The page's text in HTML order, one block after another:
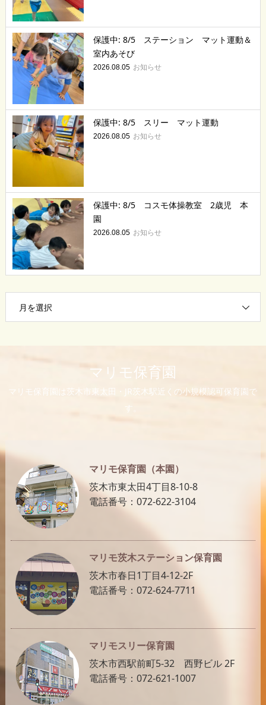
保護中: 8/5 ステーション マット運動＆
室内あそび
2026.08.05 お知らせ
保護中: 8/5 スリー マット運動
2026.08.05 お知らせ
保護中: 8/5 コスモ体操教室 2歳児 本
園
2026.08.05 お知らせ
月を選択
マリモ保育園
マリモ保育園は茨木市東太田・JR茨木駅近くの小規模認可保育園で
す。
マリモ保育園（本園）
茨木市東太田4丁目8-10-8
電話番号：072-622-3104
マリモ茨木ステーション保育園
茨木市春日1丁目4-12-2F
電話番号：072-624-7711
マリモスリー保育園
茨木市西駅前町5-32 西野ビル 2F
電話番号：072-621-1007